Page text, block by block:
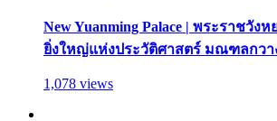
New Yuanming Palace | พระราชวัง
ยิ่งใหญ่แห่งประวัติศาสตร์ มณฑลกวา
1,078 views